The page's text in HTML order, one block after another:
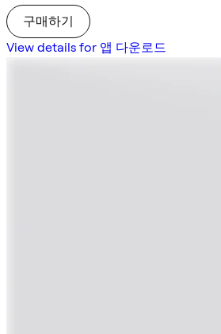
구매하기
View details for 앱 다운로드